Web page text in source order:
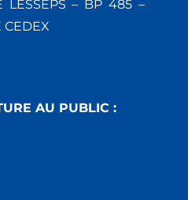
LESSEPS – BP 485 –
CEDEX
AU PUBLIC :